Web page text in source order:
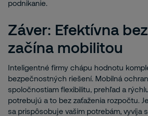
podnikanie.
Záver: Efektívna
začína mobilitou
Inteligentné firmy chápu hodnotu
bezpečnostných riešení. Mobilná
spoločnostiam flexibilitu, prehľad a
potrebujú a to bez zaťaženia rozpočtu.
sa prispôsobuje vašim potrebám, vyvíja